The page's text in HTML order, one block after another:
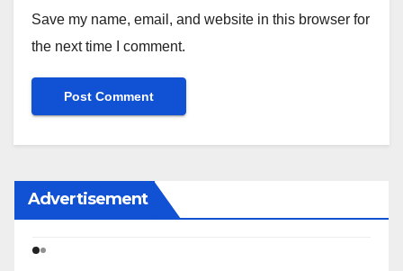
Save my name, email, and website in this browser for
the next time I comment.
Advertisement